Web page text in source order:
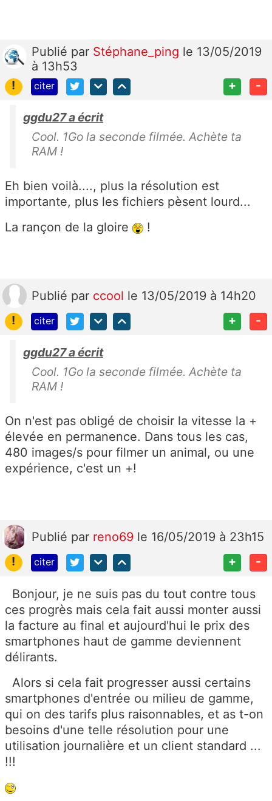
Publié par Stéphane_ping le 13/05/2019
à 13h53
!
citer + -
ggdu27 a écrit
Cool. 1Go la seconde filmée. Achète ta
RAM !
Eh bien voilà...., plus la résolution est
importante, plus les fichiers pèsent lourd...
La rançon de la gloire
!
Publié par ccool le 13/05/2019 à 14h20
!
citer + -
ggdu27 a écrit
Cool. 1Go la seconde filmée. Achète ta
RAM !
On n'est pas obligé de choisir la vitesse la +
élevée en permanence. Dans tous les cas,
480 images/s pour filmer un animal, ou une
expérience, c'est un +!
Publié par reno69 le 16/05/2019 à 23h15
!
citer + -
Bonjour, je ne suis pas du tout contre tous
ces progrès mais cela fait aussi monter aussi
la facture au final et aujourd'hui le prix des
smartphones haut de gamme deviennent
délirants.
Alors si cela fait progresser aussi certains
smartphones d'entrée ou milieu de gamme,
qui on des tarifs plus raisonnables, et as t-on
besoins d'une telle résolution pour une
utilisation journalière et un client standard ...
!!!